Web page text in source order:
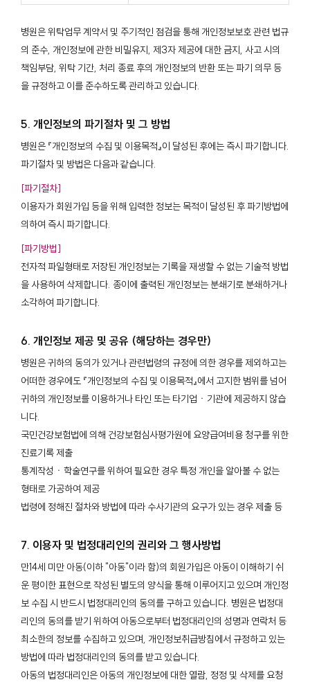
병원은 위탁업무 계약서 및 주기적인 점검을 통해 개인정보보호 관련 법규
의 준수, 개인정보에 관한 비밀유지, 제3자 제공에 대한 금지, 사고 시의
책임부담, 위탁 기간, 처리 종료 후의 개인정보의 반환 또는 파기 의무 등
을 규정하고 이를 준수하도록 관리하고 있습니다.
5. 개인정보의 파기절차 및 그 방법
병원은 『개인정보의 수집 및 이용목적』이 달성된 후에는 즉시 파기합니다.
파기절차 및 방법은 다음과 같습니다.
[파기절차]
이용자가 회원가입 등을 위해 입력한 정보는 목적이 달성된 후 파기방법에
의하여 즉시 파기합니다.
[파기방법]
전자적 파일형태로 저장된 개인정보는 기록을 재생할 수 없는 기술적 방법
을 사용하여 삭제합니다. 종이에 출력된 개인정보는 분쇄기로 분쇄하거나
소각하여 파기합니다.
6. 개인정보 제공 및 공유 (해당하는 경우만)
병원은 귀하의 동의가 있거나 관련법령의 규정에 의한 경우를 제외하고는
어떠한 경우에도 『개인정보의 수집 및 이용목적』에서 고지한 범위를 넘어
귀하의 개인정보를 이용하거나 타인 또는 타기업ㆍ기관에 제공하지 않습
니다.
국민건강보험법에 의해 건강보험심사평가원에 요양급여비용 청구를 위한
진료기록 제출
통계작성ㆍ학술연구를 위하여 필요한 경우 특정 개인을 알아볼 수 없는
형태로 가공하여 제공
법령에 정해진 절차와 방법에 따라 수사기관의 요구가 있는 경우 제출 등
7. 이용자 및 법정대리인의 권리와 그 행사방법
만14세 미만 아동(이하 "아동"이라 함)의 회원가입은 아동이 이해하기 쉬
운 평이한 표현으로 작성된 별도의 양식을 통해 이루어지고 있으며 개인정
보 수집 시 반드시 법정대리인의 동의를 구하고 있습니다. 병원은 법정대
리인의 동의를 받기 위하여 아동으로부터 법정대리인의 성명과 연락처 등
최소한의 정보를 수집하고 있으며, 개인정보취급방침에서 규정하고 있는
방법에 따라 법정대리인의 동의를 받고 있습니다.
아동의 법정대리인은 아동의 개인정보에 대한 열람, 정정 및 삭제를 요청